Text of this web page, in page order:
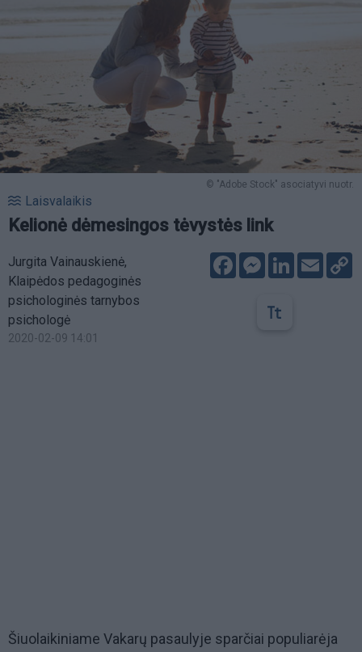
© "Adobe Stock" asociatyvi nuotr.
Laisvalaikis
Kelionė dėmesingos tėvystės link
Jurgita Vainauskienė,
Klaipėdos pedagoginės
psichologinės tarnybos
psichologė
2020-02-09 14:01
FacebookMessenger
LinkedIn
Email
Šiuolaikiniame Vakarų pasaulyje sparčiai populiarėja